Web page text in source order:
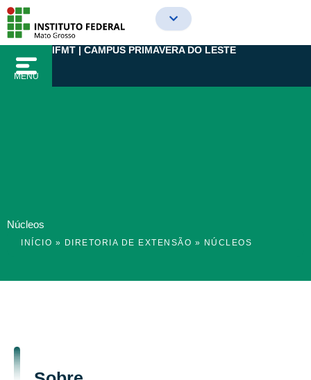
para
conteúdo
MENU
IFMT | CAMPUS PRIMAVERA DO LESTE
Núcleos
INÍCIO » DIRETORIA DE EXTENSÃO » NÚCLEOS